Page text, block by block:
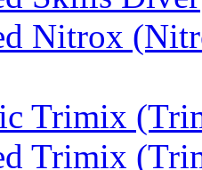
Nitrox
Trimix
Trimix